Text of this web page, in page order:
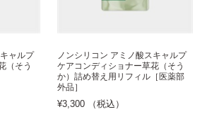
ャルプ
（そう
ノンシリコン アミノ酸スキャルプ
ケアコンディショナー草花（そう
か）詰め替え用リフィル［医薬部
外品］
¥3,300 （税込）